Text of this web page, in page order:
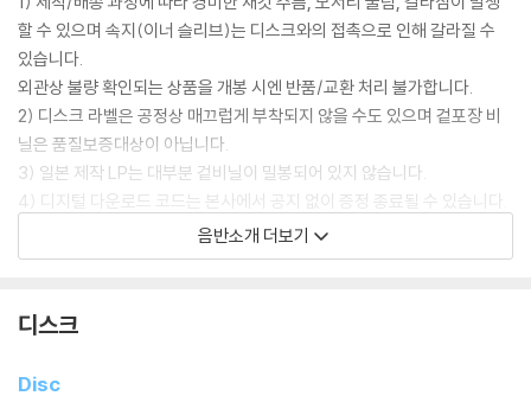
할 수 있으며 속지(이너 슬리브)는 디스크와의 접촉으로 인해 갈라질 수
있습니다.
외관상 불량 확인되는 상품을 개봉 시엔 반품/교환 처리 불가합니다.
2) 디스크 라벨은 공정상 매끄럽게 부착되지 않을 수도 있으며 겉포장 비
닐은 품질보증대상이 아닙니다.
3) 일본 제작 LP는 대부분 겉비닐이 밀봉되어 있지 않습니다.
4) 디지털 다운로드 코드는 본사에서 공지 없이 증정 종료될 수 있습니다.
※ 재생 불량
모델) 다이내믹 사운드의 편차가 큰 트랙을 재생할 때 이상 현상이 발생할
수 있습니다.
기기 문제로 인해 발생하는 재생 불량 현상에 대해서는 반품/교환이 불가
음반소개 더보기
디스크
Disc